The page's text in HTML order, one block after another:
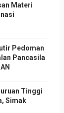
Materi
Pedoman
Pancasila
Tinggi
Simak